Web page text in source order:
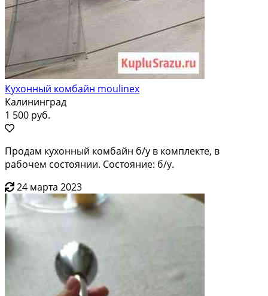
Кухонный комбайн moulinex
Калининград
1 500 руб.
Продам кухонный комбайн б/у в комплекте, в
рабочем состоянии. Состояние: б/у.
24 марта 2023